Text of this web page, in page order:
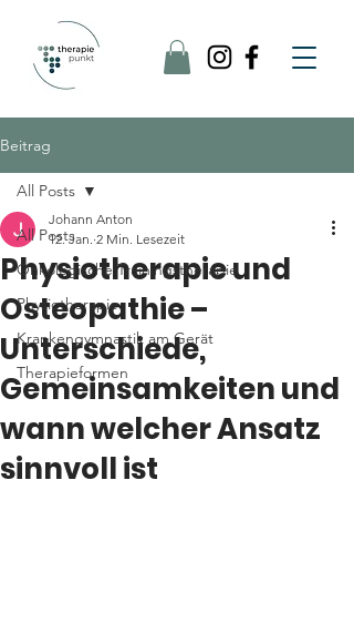
Beitrag
All Posts
Onkologische Trainingstherapie
Physiotherapie
Krankengymnastik am Gerät
Therapieformen
All Posts
Physiotherapie und
Osteopathie –
Unterschiede,
Gemeinsamkeiten und
wann welcher Ansatz
sinnvoll ist
Johann Anton
12. Jan. 2 Min. Lesezeit